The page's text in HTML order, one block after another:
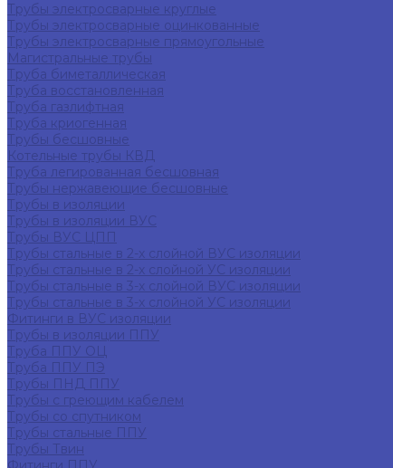
Трубы электросварные круглые
Трубы электросварные оцинкованные
Трубы электросварные прямоугольные
Магистральные трубы
Труба биметаллическая
Труба восстановленная
Труба газлифтная
Труба криогенная
Трубы бесшовные
Котельные трубы КВД
Труба легированная бесшовная
Трубы нержавеющие бесшовные
Трубы в изоляции
Трубы в изоляции ВУС
Трубы ВУС ЦПП
Трубы стальные в 2-х слойной ВУС изоляции
Трубы стальные в 2-х слойной УС изоляции
Трубы стальные в 3-х слойной ВУС изоляции
Трубы стальные в 3-х слойной УС изоляции
Фитинги в ВУС изоляции
Трубы в изоляции ППУ
Труба ППУ ОЦ
Труба ППУ ПЭ
Трубы ПНД ППУ
Трубы с греющим кабелем
Трубы со спутником
Трубы стальные ППУ
Трубы Твин